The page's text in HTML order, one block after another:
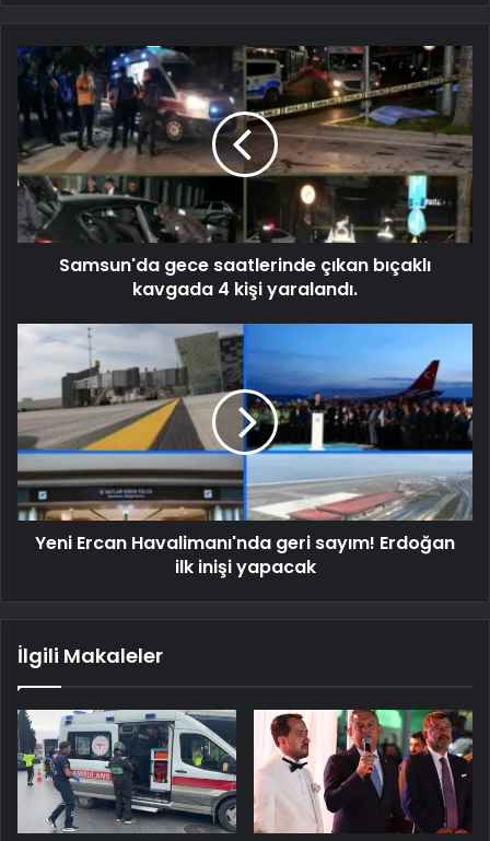
Samsun'da gece saatlerinde çıkan bıçaklı
kavgada 4 kişi yaralandı.
Yeni Ercan Havalimanı'nda geri sayım! Erdoğan
ilk inişi yapacak
İlgili Makaleler